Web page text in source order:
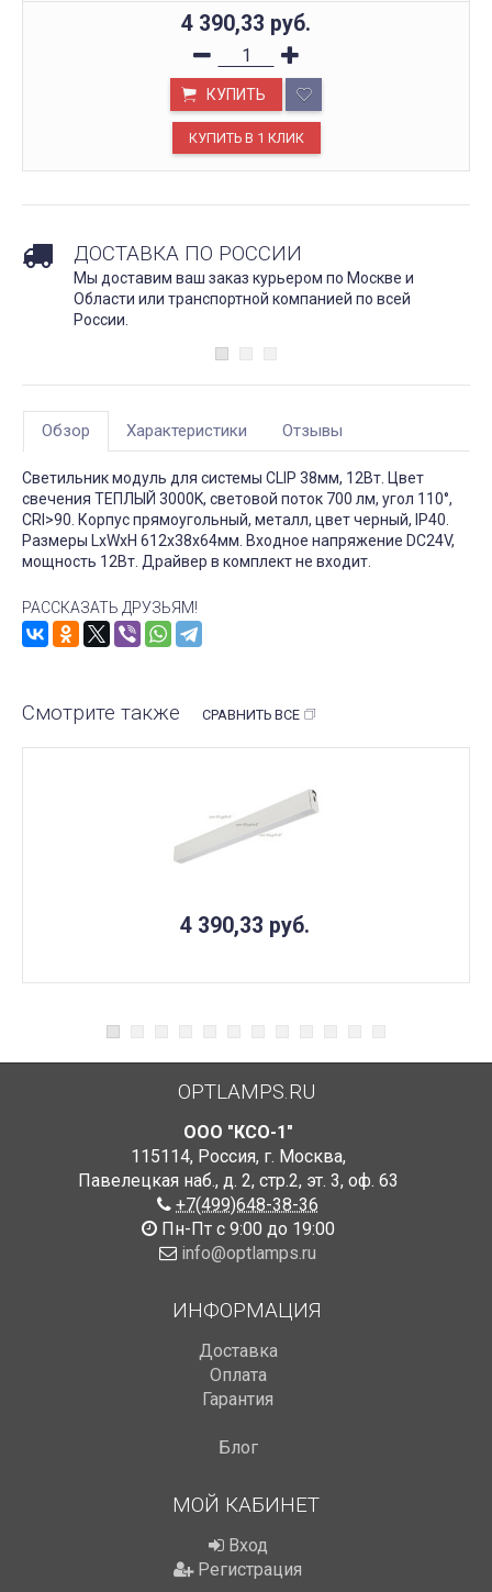
4 390,33 руб.
КУПИТЬ
ДОСТАВКА ПО РОССИИ
Мы доставим ваш заказ курьером по Москве и
Области или транспортной компанией по всей
России.
Обзор Характеристики Отзывы
Светильник модуль для системы CLIP 38мм, 12Вт. Цвет
свечения ТЕПЛЫЙ 3000K, световой поток 700 лм, угол 110°,
CRI>90. Корпус прямоугольный, металл, цвет черный, IP40.
Размеры LxWxH 612x38x64мм. Входное напряжение DC24V,
мощность 12Вт. Драйвер в комплект не входит.
РАССКАЗАТЬ ДРУЗЬЯМ!
Смотрите также СРАВНИТЬ ВСЕ
4 390,33 руб.
OPTLAMPS.RU
ООО "КСО-1"
115114, Россия, г. Москва,
Павелецкая наб., д. 2, стр.2, эт. 3, оф. 63
+7(499)648-38-36
Пн-Пт с 9:00 до 19:00
info@optlamps.ru
ИНФОРМАЦИЯ
Доставка
Оплата
Гарантия
Блог
МОЙ КАБИНЕТ
Вход
Регистрация